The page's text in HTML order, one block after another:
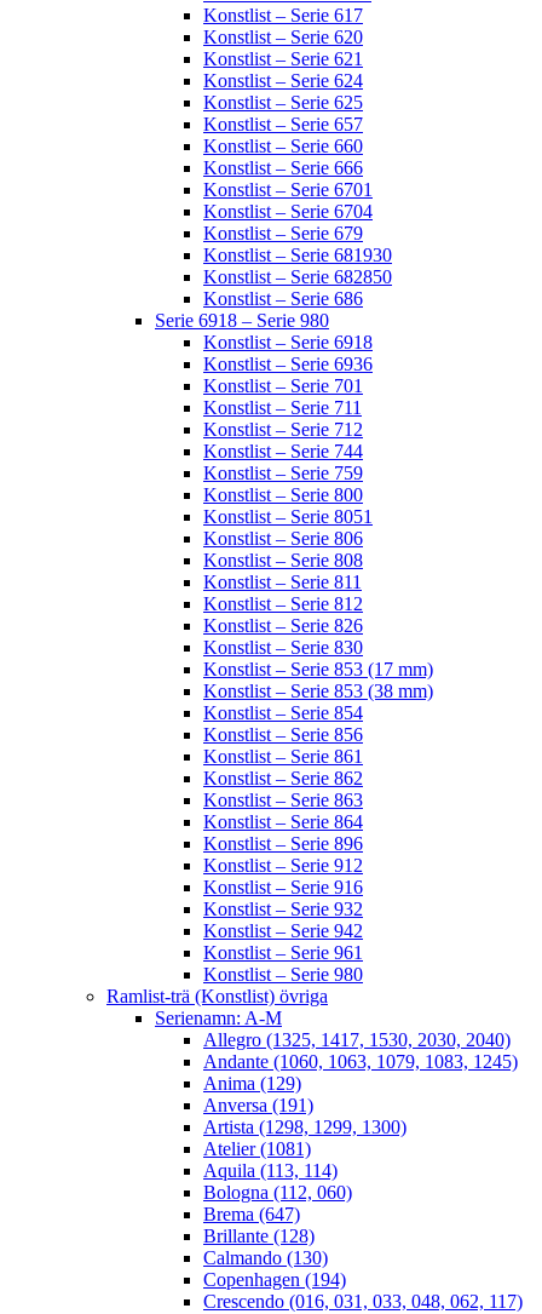
Konstlist – Serie 617
Konstlist – Serie 620
Konstlist – Serie 621
Konstlist – Serie 624
Konstlist – Serie 625
Konstlist – Serie 657
Konstlist – Serie 660
Konstlist – Serie 666
Konstlist – Serie 6701
Konstlist – Serie 6704
Konstlist – Serie 679
Konstlist – Serie 681930
Konstlist – Serie 682850
Konstlist – Serie 686
Serie 6918 – Serie 980
Konstlist – Serie 6918
Konstlist – Serie 6936
Konstlist – Serie 701
Konstlist – Serie 711
Konstlist – Serie 712
Konstlist – Serie 744
Konstlist – Serie 759
Konstlist – Serie 800
Konstlist – Serie 8051
Konstlist – Serie 806
Konstlist – Serie 808
Konstlist – Serie 811
Konstlist – Serie 812
Konstlist – Serie 826
Konstlist – Serie 830
Konstlist – Serie 853 (17 mm)
Konstlist – Serie 853 (38 mm)
Konstlist – Serie 854
Konstlist – Serie 856
Konstlist – Serie 861
Konstlist – Serie 862
Konstlist – Serie 863
Konstlist – Serie 864
Konstlist – Serie 896
Konstlist – Serie 912
Konstlist – Serie 916
Konstlist – Serie 932
Konstlist – Serie 942
Konstlist – Serie 961
Konstlist – Serie 980
Ramlist-trä (Konstlist) övriga
Serienamn: A-M
Allegro (1325, 1417, 1530, 2030, 2040)
Andante (1060, 1063, 1079, 1083, 1245)
Anima (129)
Anversa (191)
Artista (1298, 1299, 1300)
Atelier (1081)
Aquila (113, 114)
Bologna (112, 060)
Brema (647)
Brillante (128)
Calmando (130)
Copenhagen (194)
Crescendo (016, 031, 033, 048, 062, 117)